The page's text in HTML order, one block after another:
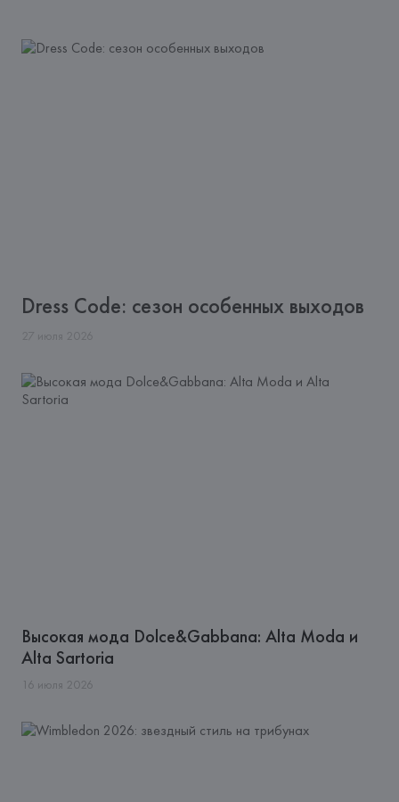
Dress Code: сезон особенных выходов
27 июля 2026
Высокая мода Dolce&Gabbana: Alta Moda и
Alta Sartoria
16 июля 2026